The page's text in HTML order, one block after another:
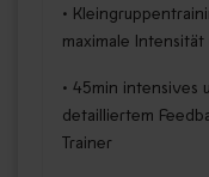
•
maximale
• 45min intensives
detailliertem
Trainer